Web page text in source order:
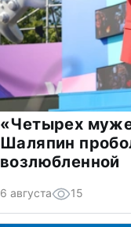
«Четырех
Шаляпин
возлюбленной
6 августа 15